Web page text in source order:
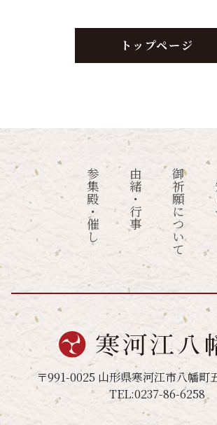
トップページ
御祈願について
由緒・行事
参集殿・催し
〒991-0025 山形県寒河江市八幡
TEL:0237-86-6258